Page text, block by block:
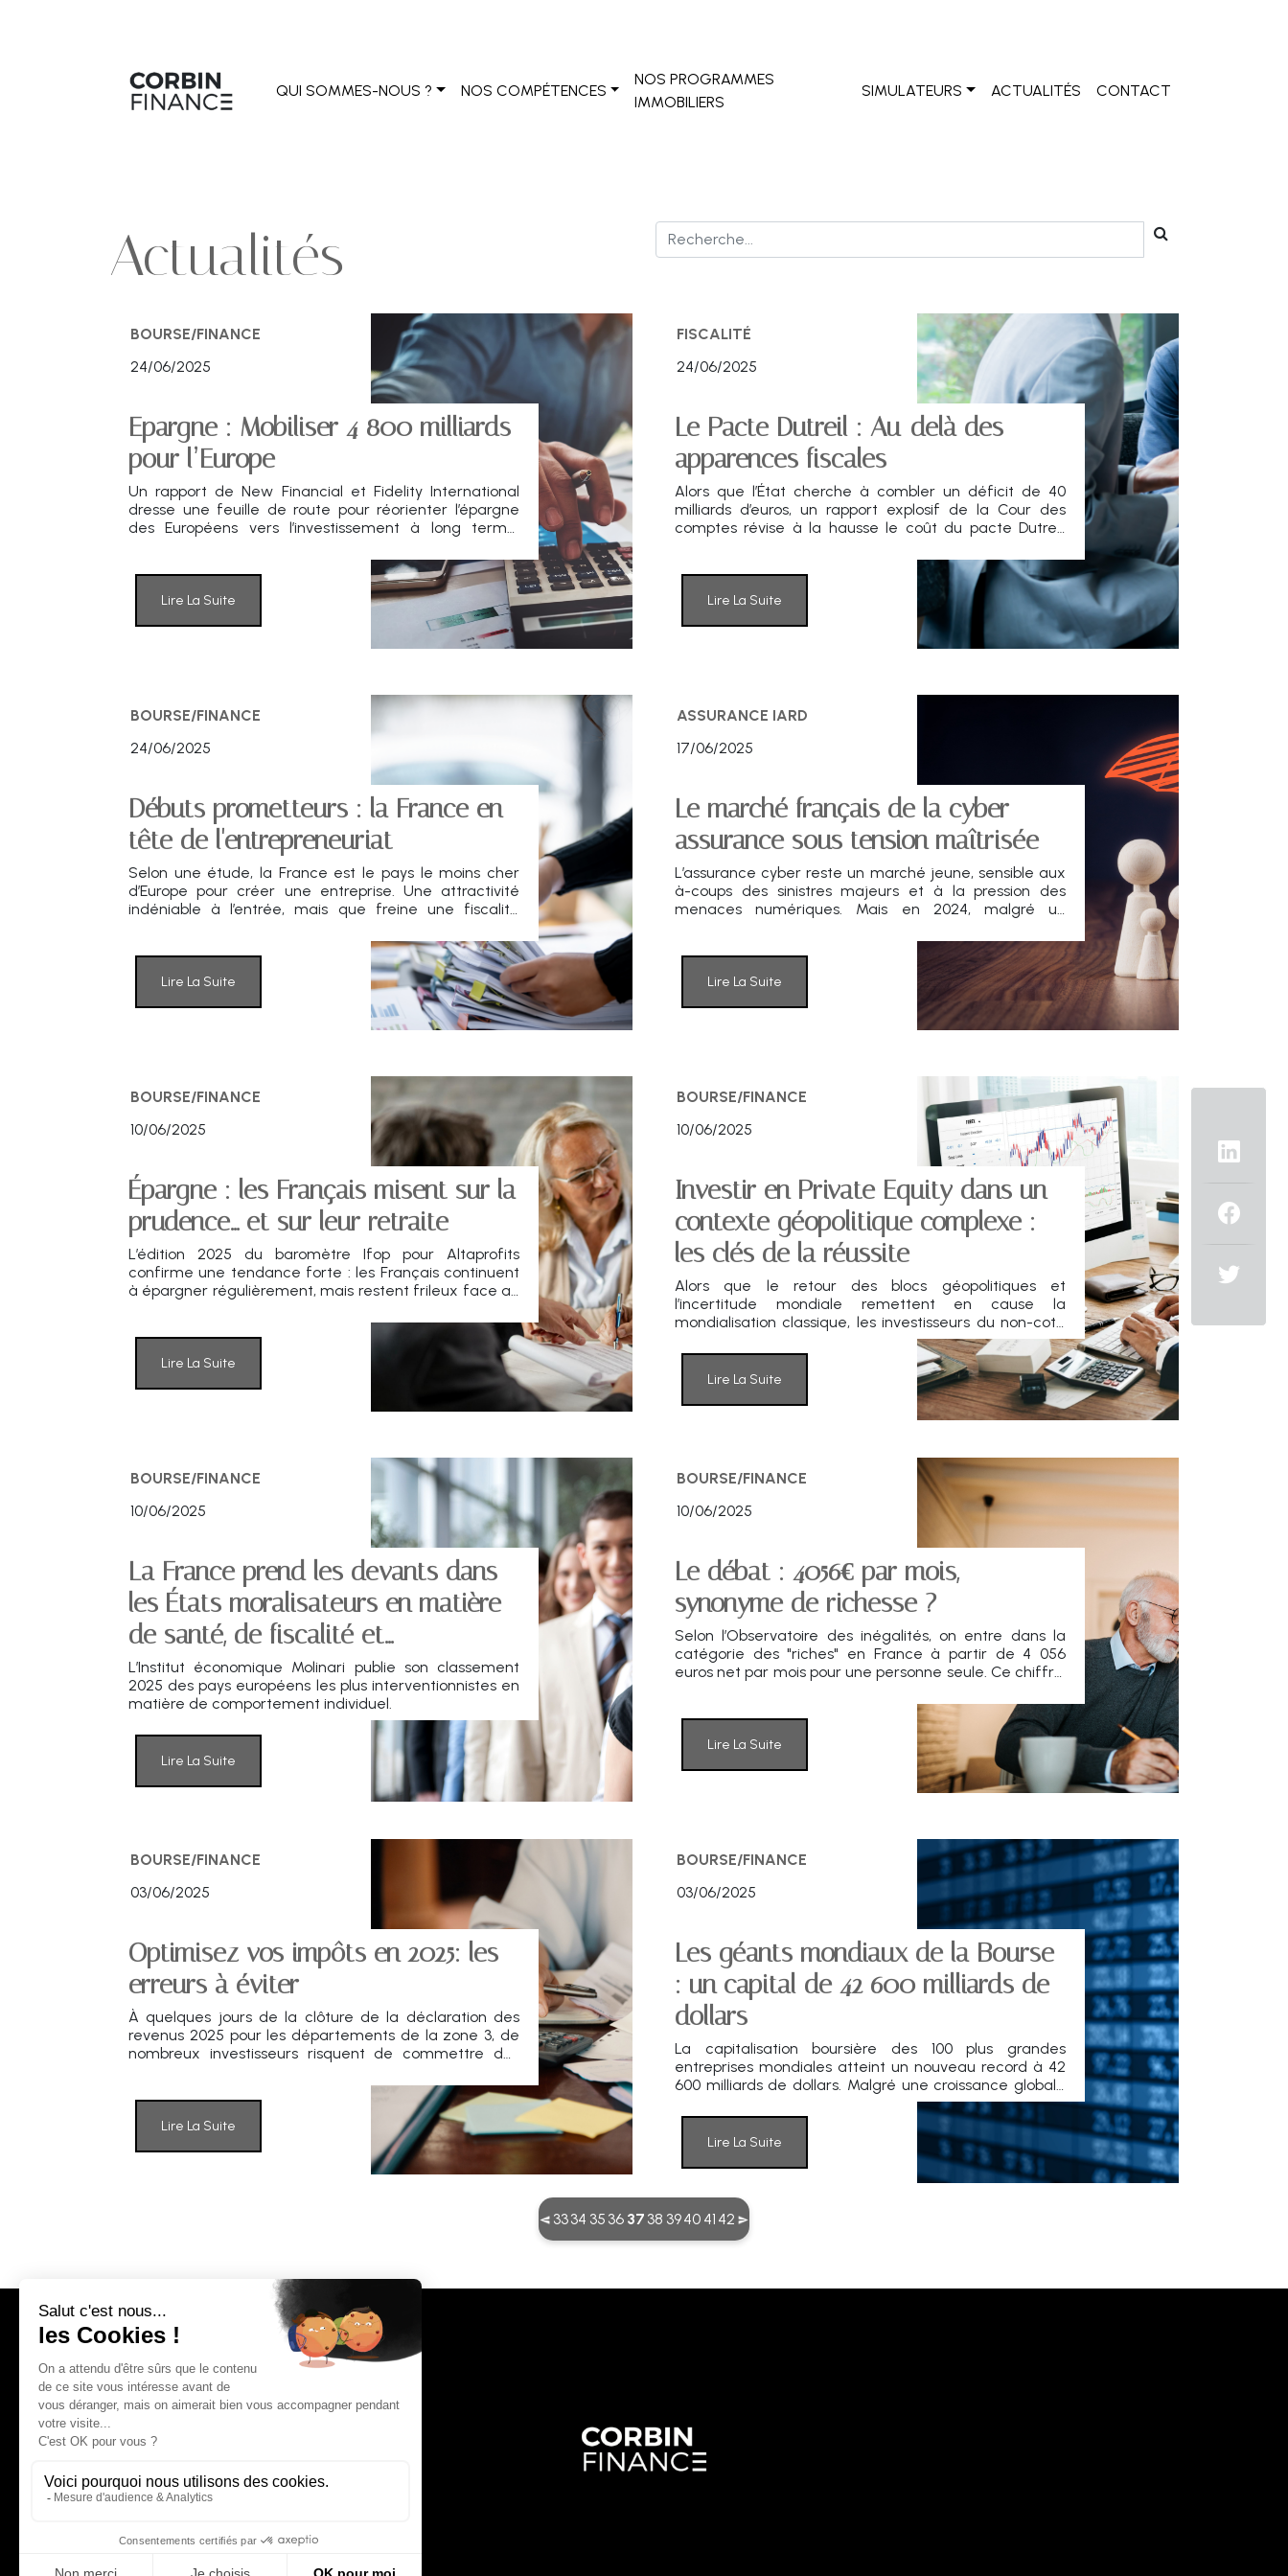
QUI SOMMES-NOUS ? NOS COMPÉTENCES
NOS PROGRAMMES
IMMOBILIERS
SIMULATEURS ACTUALITÉS CONTACT
Actualités
BOURSE/FINANCE
24/06/2025
Epargne : Mobiliser 4 800 milliards
pour l’Europe
Un rapport de New Financial et Fidelity International
dresse une feuille de route pour réorienter l’épargne
des Européens vers l’investissement à long terme.
Objectif : transformer une épargne dormante en
moteur de croissance économique.
Lire La Suite
FISCALITÉ
24/06/2025
Le Pacte Dutreil : Au-delà des
apparences fiscales
Alors que l’État cherche à combler un déficit de 40
milliards d’euros, un rapport explosif de la Cour des
comptes révise à la hausse le coût du pacte Dutreil.
L’heure du réexamen politique pourrait sonner.
Lire La Suite
BOURSE/FINANCE
24/06/2025
Débuts prometteurs : la France en
tête de l'entrepreneuriat
Selon une étude, la France est le pays le moins cher
d’Europe pour créer une entreprise. Une attractivité
indéniable à l’entrée, mais que freine une fiscalité
complexe et des coûts de gestion élevés à moyen
Lire La Suite
ASSURANCE IARD
17/06/2025
Le marché français de la cyber
assurance sous tension maîtrisée
L’assurance cyber reste un marché jeune, sensible aux
à-coups des sinistres majeurs et à la pression des
menaces numériques. Mais en 2024, malgré un
contexte géopolitique tendu, l’écosystème français a
Lire La Suite
BOURSE/FINANCE
10/06/2025
Épargne : les Français misent sur la
prudence… et sur leur retraite
L’édition 2025 du baromètre Ifop pour Altaprofits
confirme une tendance forte : les Français continuent
à épargner régulièrement, mais restent frileux face au
risque. Le Plan Épargne Retraite progresse, les écarts
entre hommes et femmes persistent, et les
dynamiques régionales révèlent un pays encore divisé
sur sa culture financière.
Lire La Suite
BOURSE/FINANCE
10/06/2025
Investir en Private Equity dans un
contexte géopolitique complexe :
les clés de la réussite
Alors que le retour des blocs géopolitiques et
l’incertitude mondiale remettent en cause la
mondialisation classique, les investisseurs du non-coté
réévaluent leurs stratégies. Sectors cibles, méthodes
d’allocation, profil des cibles : tour d’horizon des grandes
mutations du Private Equity en 2025.
Lire La Suite
BOURSE/FINANCE
10/06/2025
La France prend les devants dans
les États moralisateurs en matière
de santé, de fiscalité et
d'alimentation.
L’Institut économique Molinari publie son classement
2025 des pays européens les plus interventionnistes en
matière de comportement individuel.
Lire La Suite
BOURSE/FINANCE
10/06/2025
Le débat : 4056€ par mois,
synonyme de richesse ?
Selon l’Observatoire des inégalités, on entre dans la
catégorie des "riches" en France à partir de 4 056
euros net par mois pour une personne seule. Ce chiffre,
révélateur de tensions sociales, relance le débat sur les
repères de richesse, la perception des inégalités et le
ciblage des politiques fiscales.
Lire La Suite
BOURSE/FINANCE
03/06/2025
Optimisez vos impôts en 2025: les
erreurs à éviter
À quelques jours de la clôture de la déclaration des
revenus 2025 pour les départements de la zone 3, de
nombreux investisseurs risquent de commettre des
oublis fiscaux pouvant coûter très cher. Voici les
principaux pièges à éviter et quelques bonnes
pratiques pour déclarer en toute tranquillité.
Lire La Suite
BOURSE/FINANCE
03/06/2025
Les géants mondiaux de la Bourse
: un capital de 42 600 milliards de
dollars
La capitalisation boursière des 100 plus grandes
entreprises mondiales atteint un nouveau record à 42
600 milliards de dollars. Malgré une croissance globale
modérée, certains secteurs et régions se distinguent
particulièrement cette année. Décryptage d'une
année boursière exceptionnelle.
Lire La Suite
33 34 35 36 37(current)
38 39 40 41 42